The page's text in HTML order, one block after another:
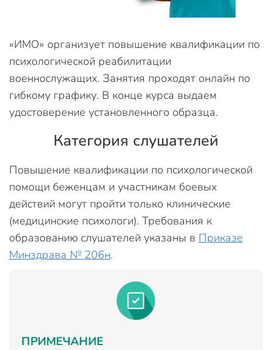
«ИМО» организует повышение квалификации по
психологической реабилитации
военнослужащих. Занятия проходят онлайн по
гибкому графику. В конце курса выдаем
удостоверение установленного образца.
Категория слушателей
Повышение квалификации по психологической
помощи беженцам и участникам боевых
действий могут пройти только клинические
(медицинские психологи). Требования к
образованию слушателей указаны в Приказе
Минздрава № 206н.
ПРИМЕЧАНИЕ